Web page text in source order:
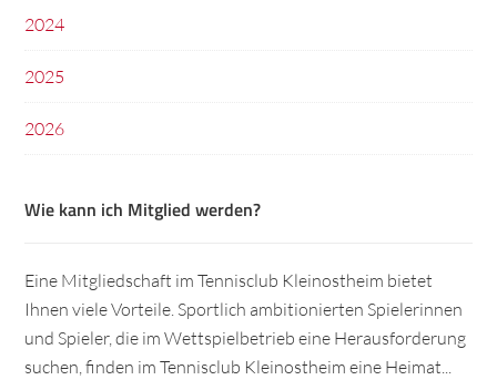
2024
2025
2026
Wie kann ich Mitglied werden?
Eine Mitgliedschaft im Tennisclub Kleinostheim bietet
Ihnen viele Vorteile. Sportlich ambitionierten Spielerinnen
und Spieler, die im Wettspielbetrieb eine Herausforderung
suchen, finden im Tennisclub Kleinostheim eine Heimat...